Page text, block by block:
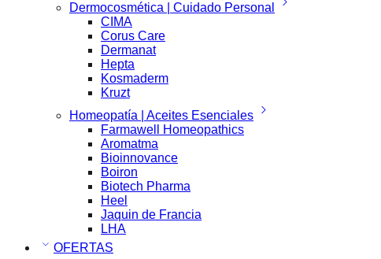
Dermocosmética | Cuidado Personal
CIMA
Corus Care
Dermanat
Hepta
Kosmaderm
Kruzt
Homeopatía | Aceites Esenciales
Farmawell Homeopathics
Aromatma
Bioinnovance
Boiron
Biotech Pharma
Heel
Jaquin de Francia
LHA
OFERTAS